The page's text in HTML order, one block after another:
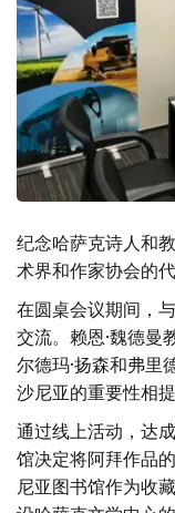
纪念哈萨克诗人和
术界和作家协会的代
在圆桌会议期间，
交流。赖恩·魏德曼
尔德玛·扬森和弗里
沙尼亚的重要性相
通过线上活动，达
馆决定将阿拜作品
尼亚图书馆作为收